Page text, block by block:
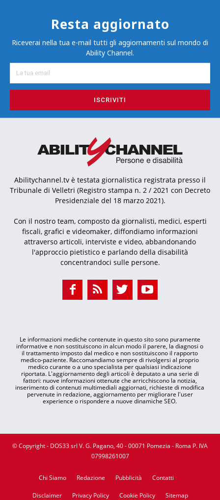
Resta aggiornato
Riceverai nella tua e-mail tutti gli aggiornamenti sul mondo di
Ability Channel.
ISCRIVITI
Abilitychannel.tv è testata giornalistica registrata presso il
Tribunale di Velletri (Registro stampa n. 2 / 2021 con Decreto
Presidenziale del 18 marzo 2021).
Con il nostro team, composto da giornalisti, medici, esperti
fiscali, grafici e videomaker, diffondiamo informazioni
attraverso articoli, interviste e video, abbandonando
l'approccio pietistico e parlando della disabilità
concentrandoci sulle persone.
Le informazioni mediche contenute in questo sito sono puramente
informative e non sostituiscono in alcun modo il parere, la diagnosi o
il trattamento imposto dal medico e non sostituiscono il rapporto
medico-paziente. Raccomandiamo sempre di rivolgersi al proprio
medico curante o a uno specialista per qualsiasi indicazione
riportata. L'aggiornamento degli articoli è deputato a una serie di
fattori: nuove informazioni ottenute che arricchiscono la notizia,
inserimento di contenuti multimediali aggiornati, richieste di modifica
pervenute in redazione, aggiornamento per migliorare l'user
experience o rispondere a nuove dinamiche SEO.
© Copyright - DOS33 srl V. G. Pagano, 40 - 00071 Pomezia - Roma P. IVA
07998261007
Chi Siamo Redazione Pubblicità Contatti
Disclaimer Privacy Policy Cookie Policy Sitemap